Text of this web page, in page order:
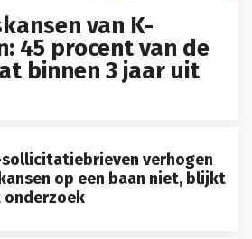
van K-
45 procent van de
binnen 3 jaar uit
verhogen
op een baan niet, blijkt
onderzoek